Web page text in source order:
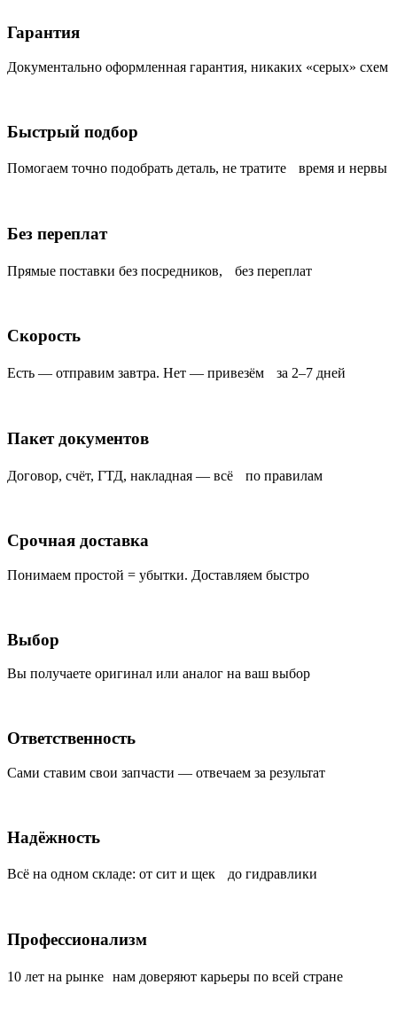
Гарантия
Документально оформленная гарантия, никаких «серых» схем
Быстрый подбор
Помогаем точно подобрать деталь, не тратите время и нервы
Без переплат
Прямые поставки без посредников, без переплат
Скорость
Есть — отправим завтра. Нет — привезём за 2–7 дней
Пакет документов
Договор, счёт, ГТД, накладная — всё по правилам
Срочная доставка
Понимаем простой = убытки. Доставляем быстро
Выбор
Вы получаете оригинал или аналог на ваш выбор
Ответственность
Сами ставим свои запчасти — отвечаем за результат
Надёжность
Всё на одном складе: от сит и щек до гидравлики
Профессионализм
10 лет на рынке нам доверяют карьеры по всей стране